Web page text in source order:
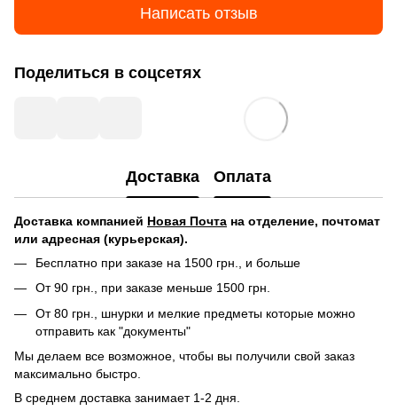
Написать отзыв
Поделиться в соцсетях
Доставка Оплата
Доставка компанией Новая Почта на отделение, почтомат
или адресная (курьерская).
Бесплатно при заказе на 1500 грн., и больше
От 90 грн., при заказе меньше 1500 грн.
От 80 грн., шнурки и мелкие предметы которые можно
отправить как "документы"
Мы делаем все возможное, чтобы вы получили свой заказ
максимально быстро.
В среднем доставка занимает 1-2 дня.